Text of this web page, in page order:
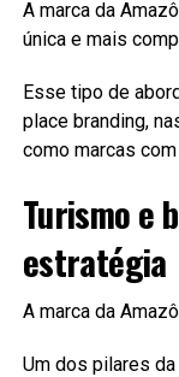
A marca da
única e mais
Esse tipo de
place branding,
como marcas
Turismo e
estratégia
A marca da
Um dos pilares